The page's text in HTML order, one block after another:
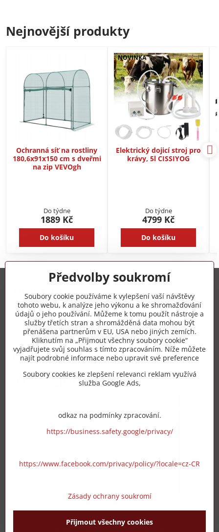
Nejnovější produkty
Ochranná síť na rostliny
180,6x91x150 cm s dveřmi
na zip VEVOgh
Do týdne
1889 Kč
Do košíku
NOVINKA
Elektrický dojicí stroj pro
krávy, 5l CISSIYOG
Do týdne
4799 Kč
Do košíku
+420 775 973 319
info​@zipzop​.cz
Objednávky
Vše k nákupu
Předvolby soukromí
Soubory cookie používáme k vylepšení vaší návštěvy
tohoto webu, k analýze jeho výkonu a ke shromažďování
údajů o jeho používání. Můžeme k tomu použít nástroje a
služby třetích stran a shromážděná data mohou být
přenášena partnerům v EU, USA nebo jiných zemích.
Kliknutím na „Přijmout všechny soubory cookie“
vyjadřujete svůj souhlas s tímto zpracováním. Níže můžete
najít podrobné informace nebo upravit své preference
Soubory cookies ke zlepšení relevanci reklam využívá
služba Google Ads,
odkaz na podmínky zpracování.
https://business.safety.google/privacy/
https://www.facebook.com/privacy/policy/?locale=cz-CR
Zásady ochrany soukromí
Přijmout všechny cookies